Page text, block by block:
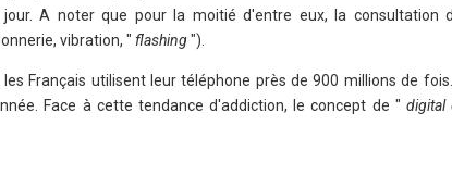
A noter que pour la moitié d'entre eux, la consultation
vibration, " flashing").
Français utilisent leur téléphone près de 900 millions de
Face à cette tendance d'addiction, le concept de "